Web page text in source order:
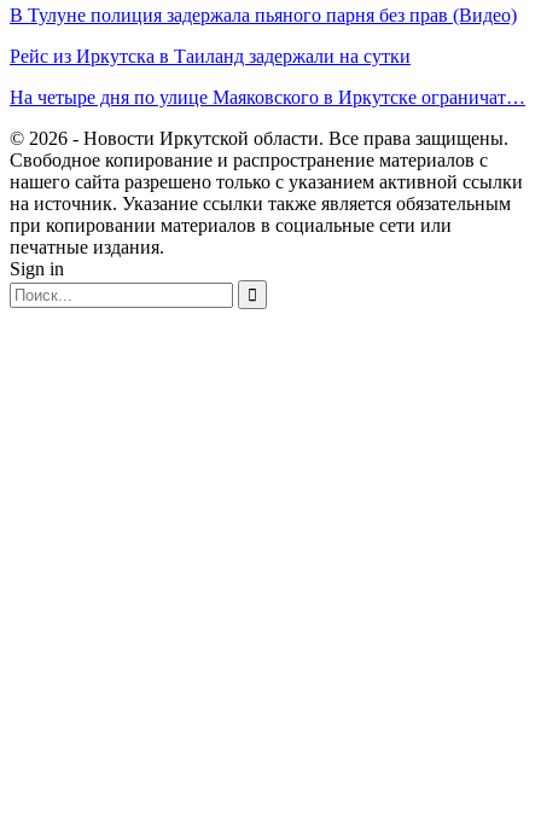
В Тулуне полиция задержала пьяного парня без прав (Видео)
Рейс из Иркутска в Таиланд задержали на сутки
На четыре дня по улице Маяковского в Иркутске ограничат…
© 2026 - Новости Иркутской области. Все права защищены.
Свободное копирование и распространение материалов с
нашего сайта разрешено только с указанием активной ссылки
на источник. Указание ссылки также является обязательным
при копировании материалов в социальные сети или
печатные издания.
Sign in